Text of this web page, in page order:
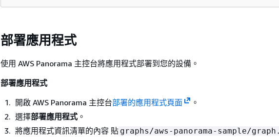
部署應用程式
使用 AWS Panorama 主控台將應用程式部署到您的設備。
部署應用程式
開啟 AWS Panorama 主控台部署的應用程式頁面
。
選擇部署應用程式 。
將應用程式資訊清單的內容 貼 graphs/aws-panorama-sample/